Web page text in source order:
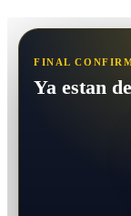
FINAL
Ya estan